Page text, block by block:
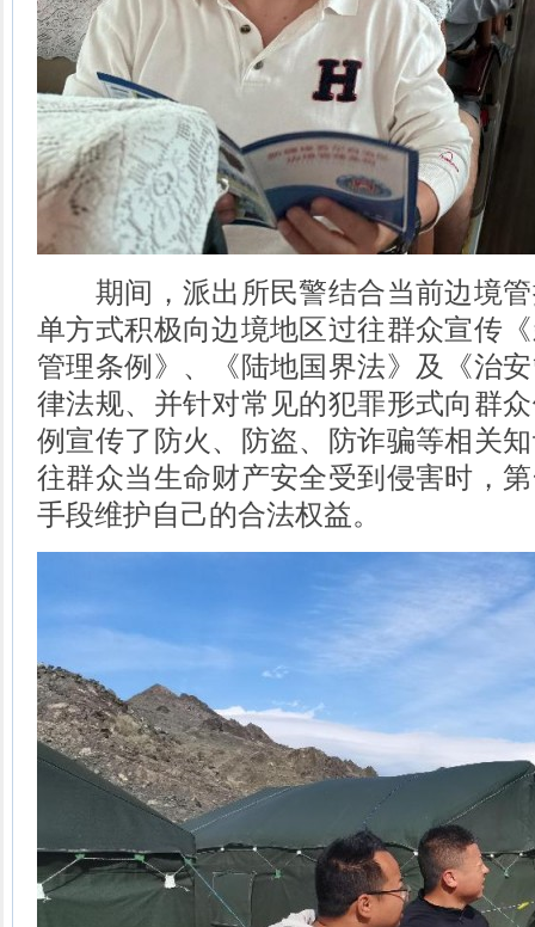
期间，派出所民警结合当前边境管
单方式积极向边境地区过往群众宣传
管理条例》、《陆地国界法》及《治
律法规、并针对常见的犯罪形式向群
例宣传了防火、防盗、防诈骗等相关
往群众当生命财产安全受到侵害时，
手段维护自己的合法权益。